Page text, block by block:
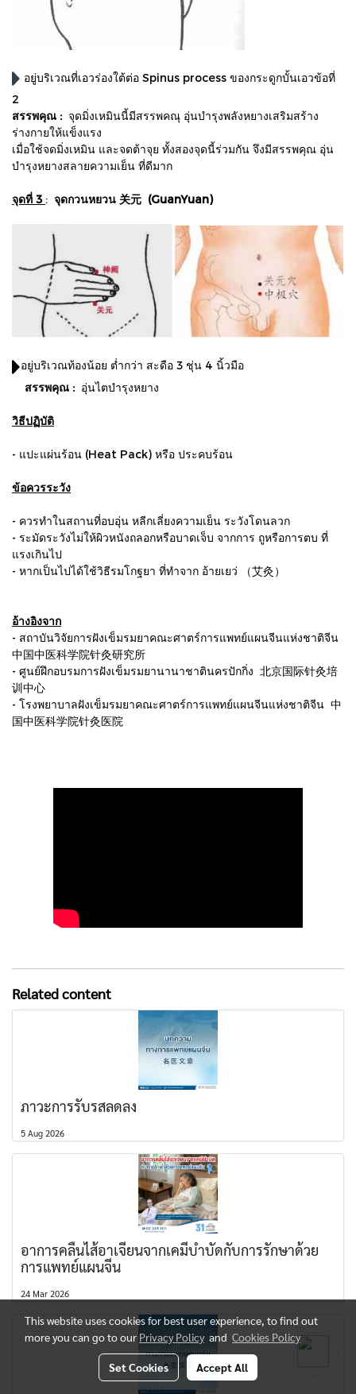
อยู่บริเวณที่เอวร่องใต้ต่อ Spinus process ของกระดูกบั้นเอวข้อที่
2
สรรพคุณ : จุดมิ่งเหมินนี้มีสรรพคณุ อุ่นบำรุงพลังหยางเสริมสร้าง
ร่างกายให้แข็งแรง
เมื่อใช้จดมิ่งเหมิน และจดต้าจุย ทั้งสองจุดนี้ร่วมกัน จึงมีสรรพคุณ อุ่น
บำรุงหยางสลายความเย็น ที่ดีมาก
จุดที่ 3 : จุดกวนหยวน 关元 (GuanYuan)
อยู่บริเวณท้องน้อย ต่ำกว่า สะดือ 3 ชุ่น 4 นิ้วมือ
สรรพคุณ : อุ่นไตบำรุงหยาง
วิธีปฏิบัติ
- แปะแผ่นร้อน (Heat Pack) หรือ ประคบร้อน
ข้อควรระวัง
- ควรทำในสถานที่อบอุ่น หลีกเลี่ยงความเย็น ระวังโดนลวก
- ระมัดระวังไม่ให้ผิวหนังถลอกหรือบาดเจ็บ จากการ ถูหรือการตบ ที่
แรงเกินไป
- หากเป็นไปได้ใช้วิธีรมโกฐยา ที่ทำจาก อ้ายเยว่ （艾灸）
อ้างอิงจาก
- สถาบันวิจัยการฝังเข็มรมยาคณะศาตร์การแพทย์แผนจีนแห่งชาติจีน
中国中医科学院针灸研究所
- ศูนย์ฝึกอบรมการฝังเข็มรมยานานาชาตินครปักกิ่ง 北京国际针灸培
训中心
- โรงพยาบาลฝังเข็มรมยาคณะศาตร์การแพทย์แผนจีนแห่งชาติจีน 中
国中医科学院针灸医院
Related content
ภาวะการรับรสลดลง
5 Aug 2026
อาการคลื่นไส้อาเจียนจากเคมีบำบัดกับการรักษาด้วย
การแพทย์แผนจีน
24 Mar 2026
This website uses cookies for best user experience, to find out
more you can go to our Privacy Policyand Cookies Policy
Set Cookies Accept All